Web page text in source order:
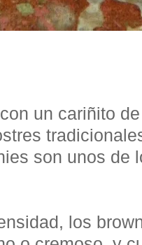
un cariñito
son unos de
los